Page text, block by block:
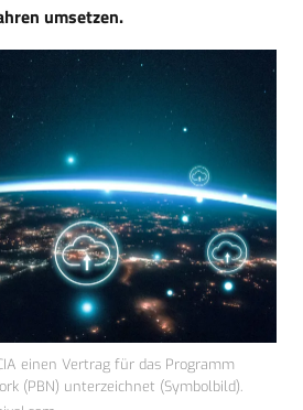
umsetzen.
einen Vertrag für das Programm
(PBN) unterzeichnet (Symbolbild).